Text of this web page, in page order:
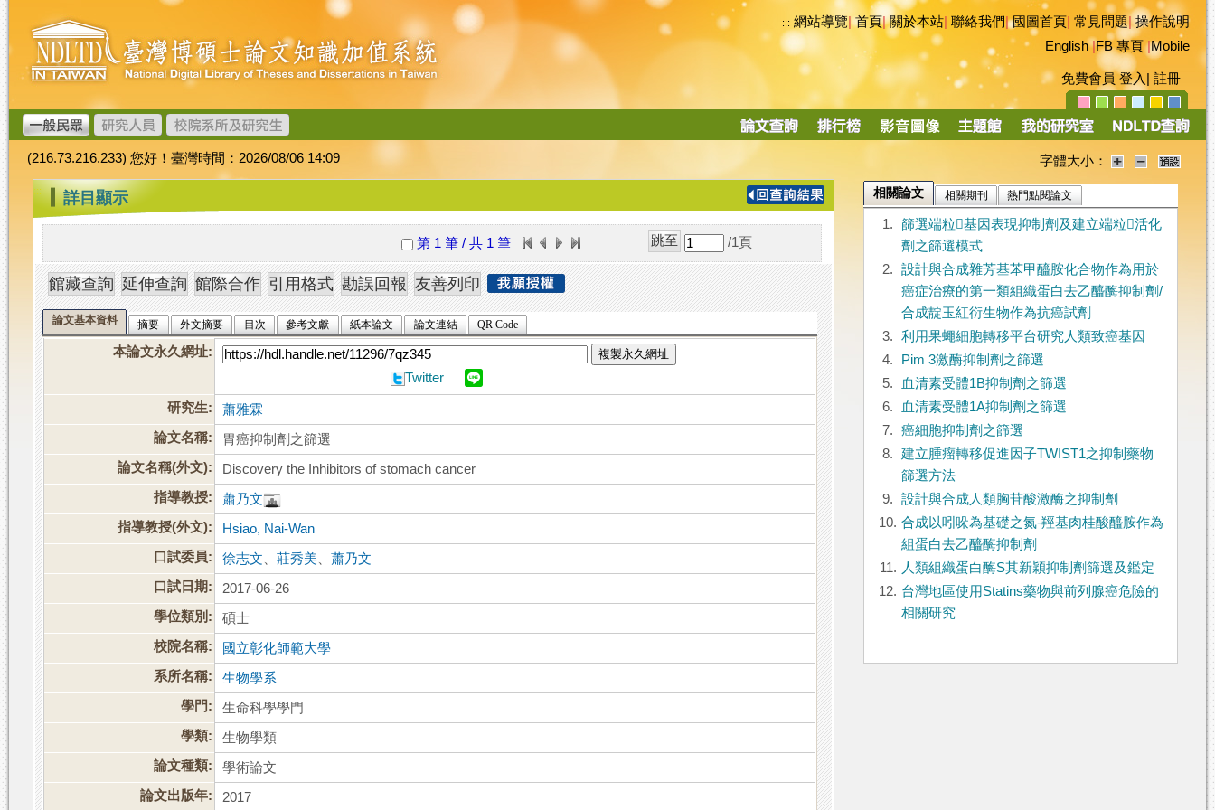
跳
到
主
要
內
容
臺
灣
博
碩
士
論
文
加
值
系
統
::: 網站導覽|首頁|關於本站 聯絡我們|國圖首頁 常見問題|操作說明
English|FB 專頁|Mobile
免費會員 登入 註冊
導
(216.73.216.233) 您好！臺灣時間：2026/08/06 14:09 字體大小：
::: 詳目顯示
第 1 筆 / 共 1 筆 /1 頁
論文基本資料 摘要 外文摘要 目次 參考文獻 紙本論文 論文連結 QR Code
本論文永久網址: 複製永久網址
Twitter
研究生:
蕭雅霖
論文名稱:
胃癌抑制劑之篩選
論文名稱(外文):
Discovery the Inhibitors of stomach cancer
指導教授:
蕭乃文
指導教授(外文):
Hsiao, Nai-Wan
口試委員:
徐志文 、莊秀美 、蕭乃文
口試日期:
2017-06-26
學位類別:
碩士
校院名稱:
國立彰化師範大學
系所名稱:
生物學系
學門:
生命科學學門
學類:
生物學類
論文種類:
學術論文
論文出版年:
2017
相關論文 相關期刊 熱門點閱論文
1.
篩選端粒基因表現抑制劑及建立端粒活化
劑之篩選模式
2.
設計與合成雜芳基苯甲醯胺化合物作為用於
癌症治療的第一類組織蛋白去乙醯酶抑制劑/
合成靛玉紅衍生物作為抗癌試劑
3.
利用果蠅細胞轉移平台研究人類致癌基因
4.
Pim 3激酶抑制劑之篩選
5.
血清素受體1B抑制劑之篩選
6.
血清素受體1A抑制劑之篩選
7.
癌細胞抑制劑之篩選
8.
建立腫瘤轉移促進因子TWIST1之抑制藥物
篩選方法
9.
設計與合成人類胸苷酸激酶之抑制劑
10. 合成以吲哚為基礎之氮-羥基肉桂酸醯胺作為
組蛋白去乙醯酶抑制劑
11. 人類組織蛋白酶S其新穎抑制劑篩選及鑑定
12. 台灣地區使用Statins藥物與前列腺癌危險的
相關研究